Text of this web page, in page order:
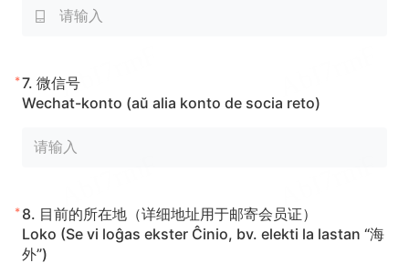
*7. 微信号
Wechat-konto (aŭ alia konto de socia reto)
* 8. 目前的所在地（详细地址用于邮寄会员证）
Loko (Se vi loĝas ekster Ĉinio, bv. elekti la lastan “海
外”)